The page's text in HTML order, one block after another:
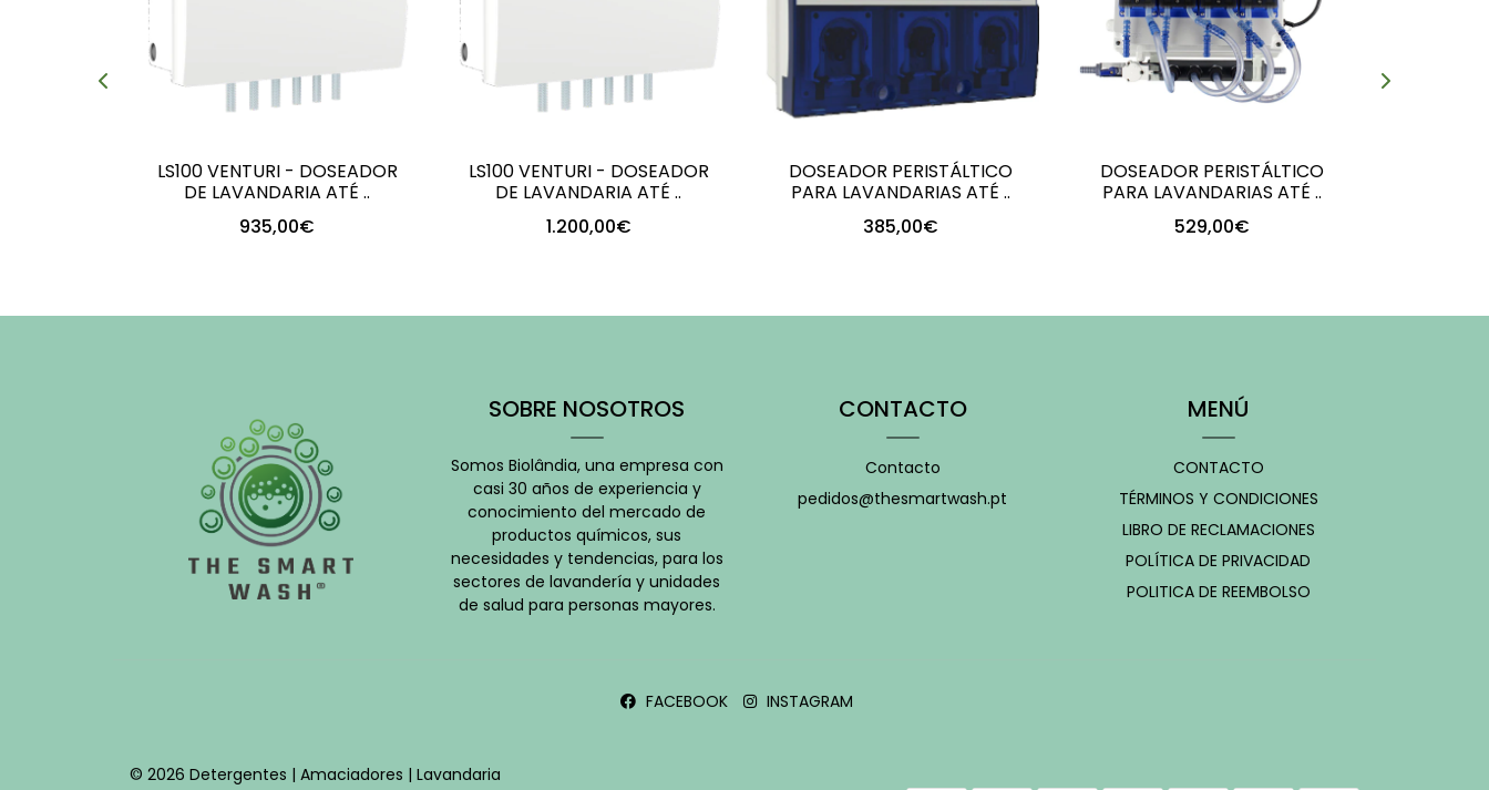
LS100 VENTURI - DOSEADOR
DE LAVANDARIA ATÉ ..
935,00€
LS100 VENTURI - DOSEADOR
DE LAVANDARIA ATÉ ..
1.200,00€
DOSEADOR PERISTÁLTICO
PARA LAVANDARIAS ATÉ ..
385,00€
DOSEADOR PERISTÁLTICO
PARA LAVANDARIAS ATÉ ..
529,00€
SOBRE NOSOTROS
Somos Biolândia, una empresa con
casi 30 años de experiencia y
conocimiento del mercado de
productos químicos, sus
necesidades y tendencias, para los
sectores de lavandería y unidades
de salud para personas mayores.
CONTACTO
Contacto
pedidos@thesmartwash.pt
MENÚ
CONTACTO
TÉRMINOS Y CONDICIONES
LIBRO DE RECLAMACIONES
POLÍTICA DE PRIVACIDAD
POLITICA DE REEMBOLSO
FACEBOOK INSTAGRAM
© 2026 Detergentes | Amaciadores | Lavandaria